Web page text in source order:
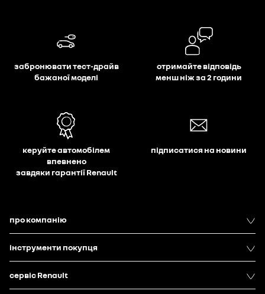
забронювати тест-драйв
бажаної моделі
отримайте відповідь
менш ніж за 2 години
керуйте автомобілем
впевнено
завдяки гарантії Renault
підписатися на новини
про компанію
інструменти покупця
сервіс Renault